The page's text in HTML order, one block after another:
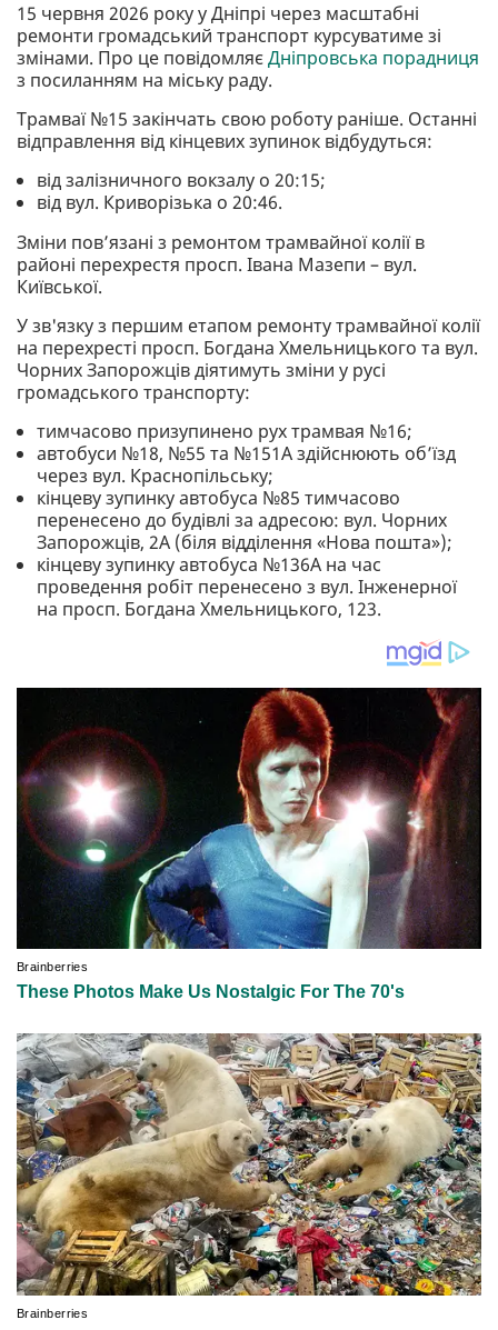
15 червня 2026 року у Дніпрі через масштабні
ремонти громадський транспорт курсуватиме зі
змінами. Про це повідомляєДніпровська порадниця
з посиланням на міську раду.
Трамваї №15 закінчать свою роботу раніше. Останні
відправлення від кінцевих зупинок відбудуться:
від залізничного вокзалу о 20:15;
від вул. Криворізька о 20:46.
Зміни пов’язані з ремонтом трамвайної колії в
районі перехрестя просп. Івана Мазепи – вул.
Київської.
У зв'язку з першим етапом ремонту трамвайної колії
на перехресті просп. Богдана Хмельницького та вул.
Чорних Запорожців діятимуть зміни у русі
громадського транспорту:
тимчасово призупинено рух трамвая №16;
автобуси №18, №55 та №151А здійснюють об’їзд
через вул. Краснопільську;
кінцеву зупинку автобуса №85 тимчасово
перенесено до будівлі за адресою: вул. Чорних
Запорожців, 2А (біля відділення «Нова пошта»);
кінцеву зупинку автобуса №136А на час
проведення робіт перенесено з вул. Інженерної
на просп. Богдана Хмельницького, 123.